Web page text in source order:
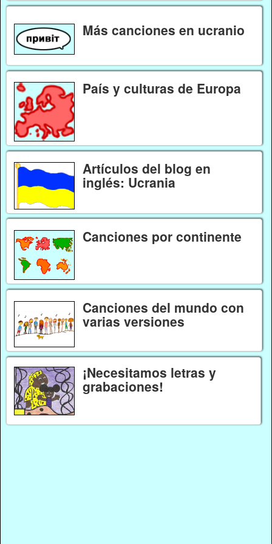
Más canciones en ucranio
País y culturas de Europa
Artículos del blog en
inglés: Ucrania
Canciones por continente
Canciones del mundo con
varias versiones
¡Necesitamos letras y
grabaciones!